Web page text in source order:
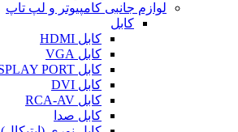
لوازم جانبی کامپیوتر و لپ تاپ
کابل
کابل HDMI
کابل VGA
کابل DISPLAY PORT
کابل DVI
کابل RCA-AV
کابل صدا